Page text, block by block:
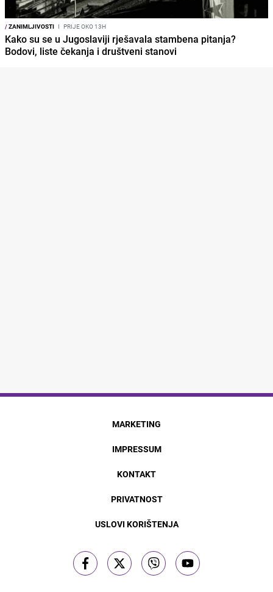
/ZANIMLJIVOSTI I PRIJE OKO 13H
Kako su se u Jugoslaviji rješavala stambena pitanja?
Bodovi, liste čekanja i društveni stanovi
MARKETING
IMPRESSUM
KONTAKT
PRIVATNOST
USLOVI KORIŠTENJA